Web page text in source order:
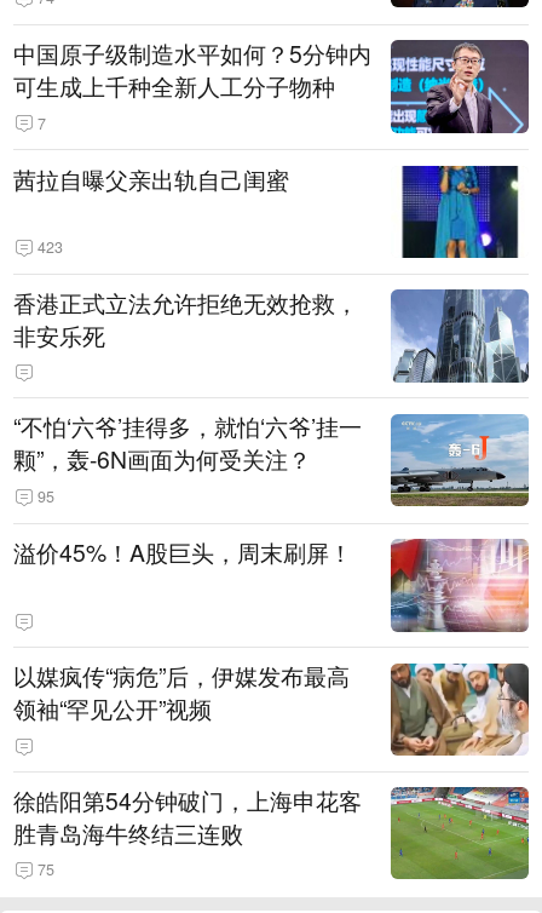
中国原子级制造水平如何？5分钟内
可生成上千种全新人工分子物种
7
茜拉自曝父亲出轨自己闺蜜
423
香港正式立法允许拒绝无效抢救，
非安乐死
“不怕‘六爷’挂得多，就怕‘六爷’挂一
颗”，轰-6N画面为何受关注？
95
溢价45%！A股巨头，周末刷屏！
以媒疯传“病危”后，伊媒发布最高
领袖“罕见公开”视频
徐皓阳第54分钟破门，上海申花客
胜青岛海牛终结三连败
75